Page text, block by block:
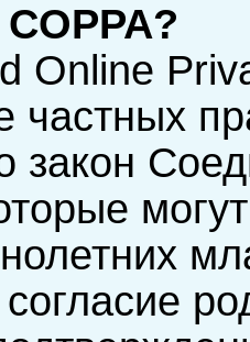
Online
частных
закон